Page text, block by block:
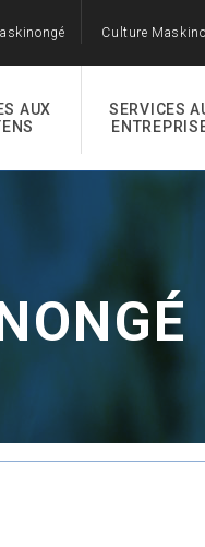
Culture
AUX
SERVICES